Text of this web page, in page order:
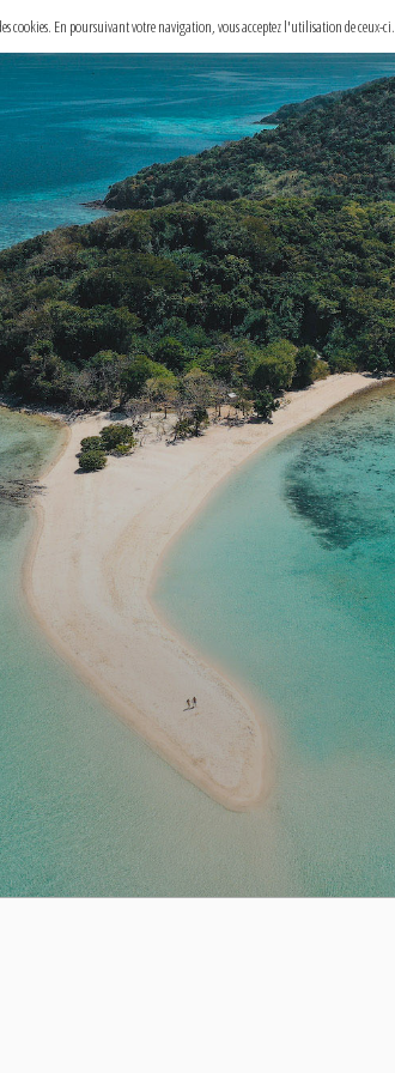
cookies. En poursuivant votre navigation, vous acceptez l'utilisation de ceux-ci.